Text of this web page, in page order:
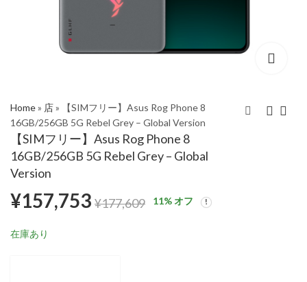
Home» 店»
【SIMフリー】Asus Rog Phone 8
16GB/256GB 5G Rebel Grey – Global Version
【SIMフリー】Asus Rog Phone 8
16GB/256GB 5G Rebel Grey – Global
Version
【SIMフリー】Asus
Phantom Black –
Global Version
【SIMフリー】Asus
Phantom Black –
Global Version
¥157,753 ¥177,609 11% オフ
在庫あり